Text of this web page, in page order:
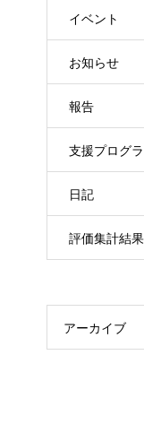
イベント
お知らせ
報告
支援プログ
日記
評価集計結果
アーカイブ